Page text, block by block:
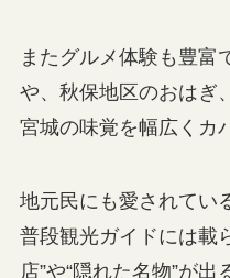
またグルメ体験も豊富
や、秋保地区のおはぎ
宮城の味覚を幅広くカ
地元民にも愛されてい
普段観光ガイドには載
店”や“隠れた名物”が出